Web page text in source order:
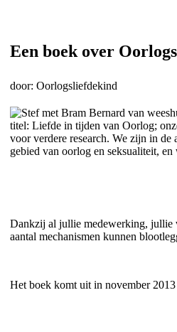
Een boek over
door: Oorlogsliefdekind
titel: Liefde in tijden van Oorlog;
voor verdere research. We zijn in de
gebied van oorlog en seksualiteit,
Dankzij al jullie medewerking, jullie
aantal mechanismen kunnen
Het boek komt uit in november